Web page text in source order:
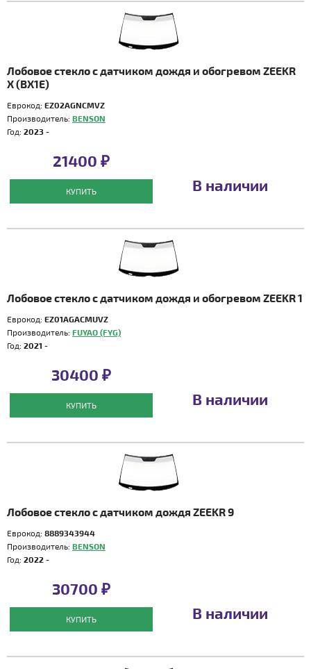
Лобовое стекло с датчиком дождя и обогревом ZEEKR
X (BX1E)
Еврокод: EZ02AGNCMVZ
Производитель: BENSON
Год: 2023 -
21400 ₽
КУПИТЬ В наличии
Лобовое стекло с датчиком дождя и обогревом ZEEKR 1
Еврокод: EZ01AGACMUVZ
Производитель: FUYAO (FYG)
Год: 2021 -
30400 ₽
КУПИТЬ В наличии
Лобовое стекло с датчиком дождя ZEEKR 9
Еврокод: 8889343944
Производитель: BENSON
Год: 2022 -
30700 ₽
КУПИТЬ В наличии